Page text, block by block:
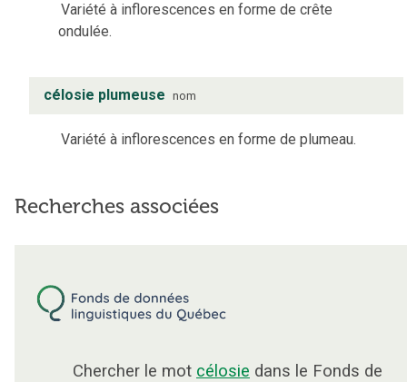
Variété à inflorescences en forme de crête
ondulée.
célosie plumeuse nom
Variété à inflorescences en forme de plumeau.
Recherches associées
Chercher le mot célosie dans le Fonds de